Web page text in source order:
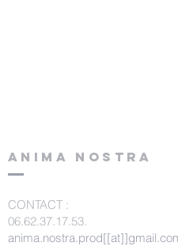
ANIMA NOSTRA
CONTACT :
06.62.37.17.53.